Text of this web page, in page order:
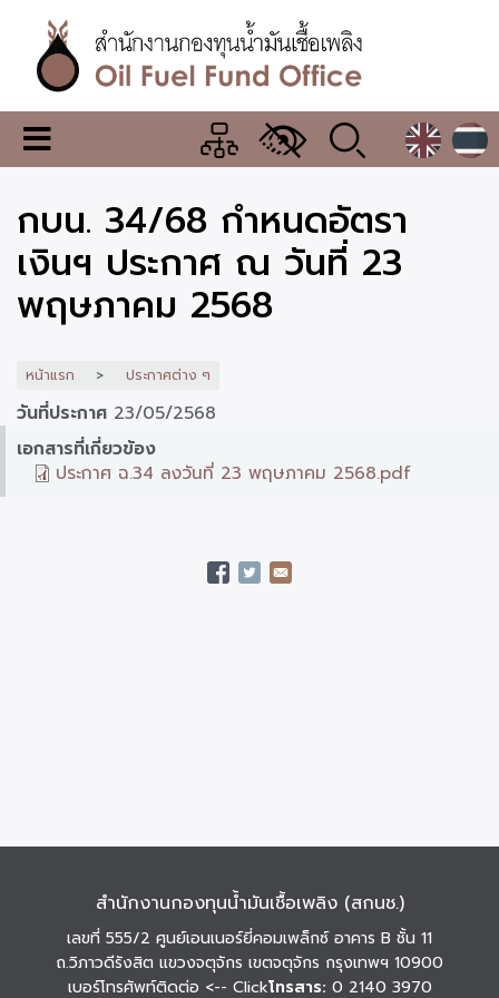
เนื้อหา
หลักสำนักงาน
กองทุน
น้ำมัน
เชื้อ
เพลิง
เมนู
เปลี่ยน
แสดง
ผล
กบน. 34/68 กำหนดอัตรา
เงินฯ ประกาศ ณ วันที่ 23
พฤษภาคม 2568
หน้าแรก ประกาศต่าง ๆ
วันที่ประกาศ 23/05/2568
เอกสารที่เกี่ยวข้อง
ประกาศ ฉ.34 ลงวันที่ 23 พฤษภาคม 2568.pdf
สำนักงานกองทุนน้ำมันเชื้อเพลิง (สกนช.)
เลขที่ 555/2 ศูนย์เอนเนอร์ยี่คอมเพล็กซ์ อาคาร B ชั้น 11
ถ.วิภาวดีรังสิต แขวงจตุจักร เขตจตุจักร กรุงเทพฯ 10900
เบอร์โทรศัพท์ติดต่อ <-- Clickโทรสาร: 0 2140 3970